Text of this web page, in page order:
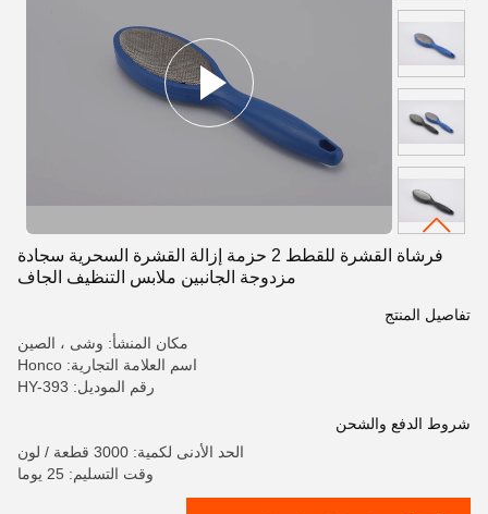
فرشاة القشرة للقطط 2 حزمة إزالة القشرة السحرية سجادة
مزدوجة الجانبين ملابس التنظيف الجاف
تفاصيل المنتج
مكان المنشأ: وشى ، الصين
اسم العلامة التجارية: Honco
رقم الموديل: HY-393
شروط الدفع والشحن
الحد الأدنى لكمية: 3000 قطعة / لون
وقت التسليم: 25 يوما